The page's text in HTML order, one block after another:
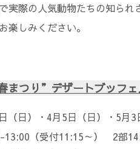
実際の人気動物たちの知ら
楽しみください。
まつり”デザートブッフ
日）・4月5日（日）・5月3
（受付11:15～） 2部